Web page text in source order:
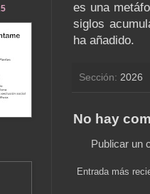
es una
siglos
ha añadido.
Sección: 2026
No hay
Publicar un
Entrada más